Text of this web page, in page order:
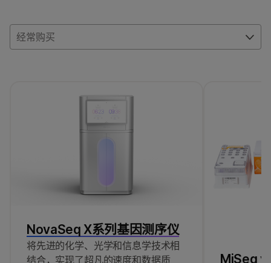
盖。
经常购买
NovaSeq X系列基因测序仪
将先进的化学、光学和信息学技术相
结合，实现了超凡的速度和数据质
MiSeq